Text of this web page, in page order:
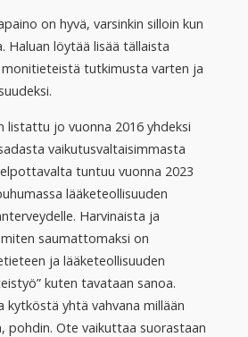
on hyvä, varsinkin silloin kun
Haluan löytää lisää tällaista
tutkimusta varten ja
listattu jo vuonna 2016 yhdeksi
vaikutusvaltaisimmasta
tuntuu vuonna 2023
lääketeollisuuden
Harvinaista ja
saumattomaksi on
ja lääketeollisuuden
kuten tavataan sanoa.
kytköstä yhtä vahvana millään
pohdin. Ote vaikuttaa suorastaan